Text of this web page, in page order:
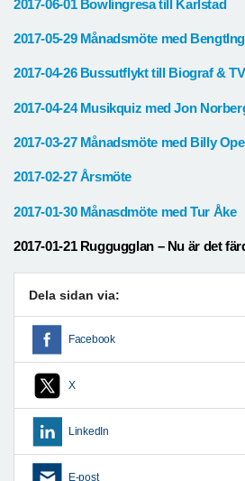
2017-06-01 Bowlingresa till Karlstad
2017-05-29 Månadsmöte med
2017-04-26 Bussutflykt till Biograf &
2017-04-24 Musikquiz med Jon
2017-03-27 Månadsmöte med Billy
2017-02-27 Årsmöte
2017-01-30 Månasdmöte med Tur Åke
2017-01-21 Ruggugglan – Nu är det
Dela sidan via:
Facebook
X
LinkedIn
E-post